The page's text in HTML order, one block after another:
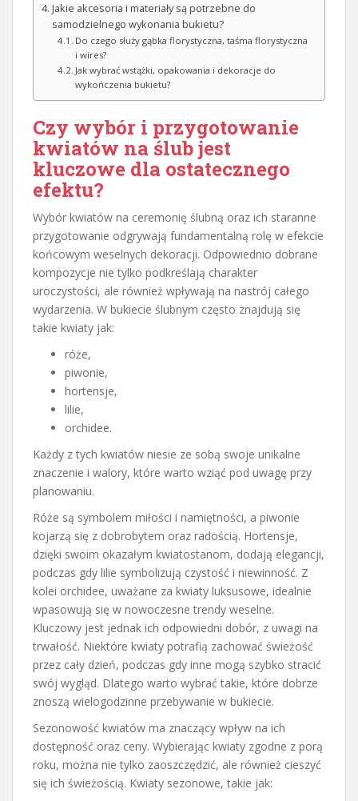
Jakie akcesoria i materiały są potrzebne do
samodzielnego wykonania bukietu?
Do czego służy gąbka florystyczna, taśma florystyczna
i wires?
Jak wybrać wstążki, opakowania i dekoracje do
wykończenia bukietu?
Czy wybór i przygotowanie
kwiatów na ślub jest
kluczowe dla ostatecznego
efektu?
Wybór kwiatów na ceremonię ślubną oraz ich staranne
przygotowanie odgrywają fundamentalną rolę w efekcie
końcowym weselnych dekoracji. Odpowiednio dobrane
kompozycje nie tylko podkreślają charakter
uroczystości, ale również wpływają na nastrój całego
wydarzenia. W bukiecie ślubnym często znajdują się
takie kwiaty jak:
róże,
piwonie,
hortensje,
lilie,
orchidee.
Każdy z tych kwiatów niesie ze sobą swoje unikalne
znaczenie i walory, które warto wziąć pod uwagę przy
planowaniu.
Róże są symbolem miłości i namiętności, a piwonie
kojarzą się z dobrobytem oraz radością. Hortensje,
dzięki swoim okazałym kwiatostanom, dodają elegancji,
podczas gdy lilie symbolizują czystość i niewinność. Z
kolei orchidee, uważane za kwiaty luksusowe, idealnie
wpasowują się w nowoczesne trendy weselne.
Kluczowy jest jednak ich odpowiedni dobór, z uwagi na
trwałość. Niektóre kwiaty potrafią zachować świeżość
przez cały dzień, podczas gdy inne mogą szybko stracić
swój wygląd. Dlatego warto wybrać takie, które dobrze
znoszą wielogodzinne przebywanie w bukiecie.
Sezonowość kwiatów ma znaczący wpływ na ich
dostępność oraz ceny. Wybierając kwiaty zgodne z porą
roku, można nie tylko zaoszczędzić, ale również cieszyć
się ich świeżością. Kwiaty sezonowe, takie jak: